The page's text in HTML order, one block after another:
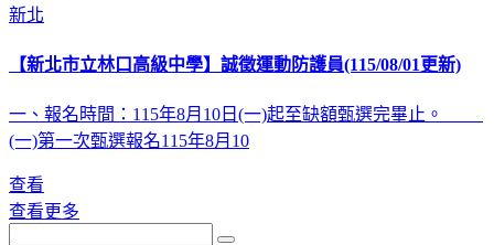
新北
【新北市立林口高級中學】誠徵運動防護員(115/08/01更新)
一、報名時間：115年8月10日(一)起至缺額甄選完畢止。
(一)第一次甄選報名115年8月10
查看
查看更多